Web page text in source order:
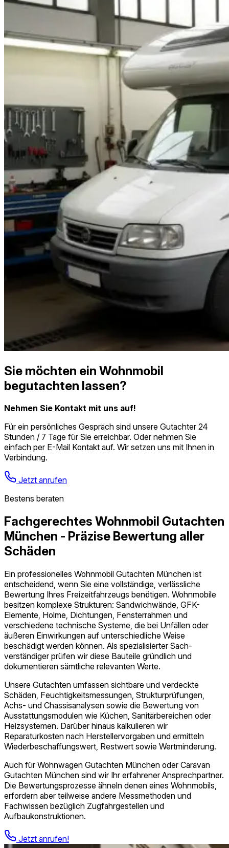
Sie möchten ein Wohnmobil
begutachten lassen?
Nehmen Sie Kontakt mit uns auf!
Für ein persönliches Gespräch sind unsere Gutachter 24
Stunden / 7 Tage für Sie erreichbar. Oder nehmen Sie
einfach per E-Mail Kontakt auf. Wir setzen uns mit Ihnen in
Verbindung.
Jetzt anrufen
Bestens beraten
Fachgerechtes Wohnmobil Gutachten
München - Präzise Bewertung aller
Schäden
Ein professionelles Wohnmobil Gutachten München ist
entscheidend, wenn Sie eine vollständige, verlässliche
Bewertung Ihres Freizeitfahrzeugs benötigen. Wohnmobile
besitzen komplexe Strukturen: Sandwichwände, GFK-
Elemente, Holme, Dichtungen, Fensterrahmen und
verschiedene technische Systeme, die bei Unfällen oder
äußeren Einwirkungen auf unterschiedliche Weise
beschädigt werden können. Als spezialisierter Sach­
verständiger prüfen wir diese Bauteile gründlich und
dokumentieren sämtliche relevanten Werte.
Unsere Gutachten umfassen sichtbare und verdeckte
Schäden, Feuchtigkeitsmessungen, Strukturprüfungen,
Achs- und Chassisanalysen sowie die Bewertung von
Ausstattungsmodulen wie Küchen, Sanitärbereichen oder
Heizsystemen. Darüber hinaus kalkulieren wir
Reparaturkosten nach Herstellervorgaben und ermitteln
Wieder­beschaffungs­wert, Restwert sowie Wertminderung.
Auch für Wohnwagen Gutachten München oder Caravan
Gutachten München sind wir Ihr erfahrener Ansprechpartner.
Die Bewertungsprozesse ähneln denen eines Wohnmobils,
erfordern aber teilweise andere Messmethoden und
Fachwissen bezüglich Zugfahrgestellen und
Aufbaukonstruktionen.
Jetzt anrufen!